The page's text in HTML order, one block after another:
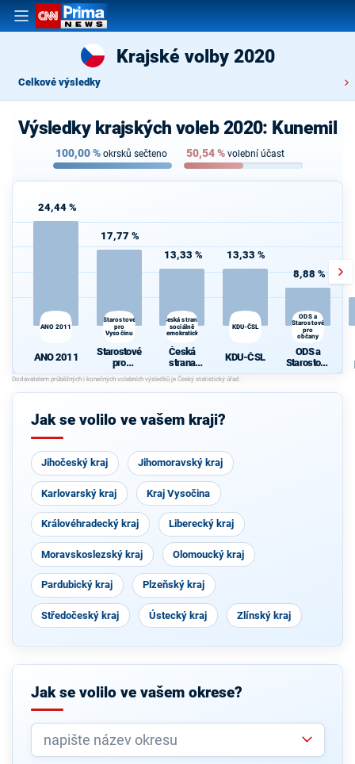
Krajské volby 2020
Celkové výsledky
Výsledky krajských voleb 2020: Kunemil
100,00% okrsků sečteno 50,54% volební účast
24,44 %
ANO 2011
ANO 2011
17,77 %
Starostové
pro
Vysočinu
Starostové
pro
Vysočinu
13,33 %
Česká strana
sociálně
demokratická
Česká
strana
sociálně
demokrati
cká
13,33 %
KDU-ČSL
KDU-ČSL
8,88 %
ODS a
Starostové
pro
občany
ODS a
Starostové
pro občany
Jak se volilo ve vašem kraji?
Jihočeský kraj Jihomoravský kraj
Karlovarský kraj Kraj Vysočina
Královéhradecký kraj Liberecký kraj
Moravskoslezský kraj Olomoucký kraj
Pardubický kraj Plzeňský kraj
Středočeský kraj Ústecký kraj Zlínský kraj
Jak se volilo ve vašem okrese?